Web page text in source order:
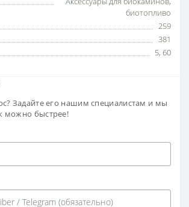
биотопливо
259
381
5, 60
Задайте его нашим специалистам и мы
можно быстрее!